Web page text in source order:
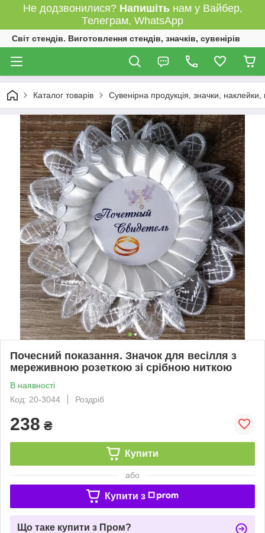
Не додзвонилися? Напишітьнам у Вайбер,
Телеграм, WhatsApp
Світ стендів. Виготовлення стендів, значків, сувенірів
Каталог товарів Сувенірна продукція, значки, наклейки,
Почесний показання. Значок для весілля з
мереживною розеткою зі срібною ниткою
В наявності
Код: 20-3044
Роздріб
238 ₴
Купити
або
Купити з
Що таке купити з Пром?